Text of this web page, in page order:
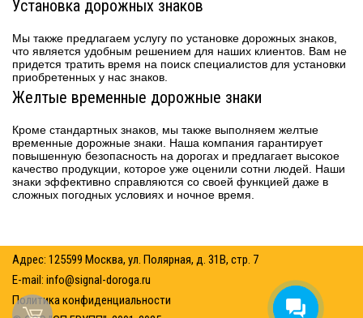
Установка дорожных знаков
Мы также предлагаем услугу по установке дорожных знаков,
что является удобным решением для наших клиентов. Вам не
придется тратить время на поиск специалистов для установки
приобретенных у нас знаков.
Желтые временные дорожные знаки
Кроме стандартных знаков, мы также выполняем желтые
временные дорожные знаки. Наша компания гарантирует
повышенную безопасность на дорогах и предлагает высокое
качество продукции, которое уже оценили сотни людей. Наши
знаки эффективно справляются со своей функцией даже в
сложных погодных условиях и ночное время.
Адрес: 125599 Москва, ул. Полярная, д. 31В, стр. 7
E-mail: info@signal-doroga.ru
Политика конфиденциальности